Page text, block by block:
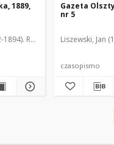
1889,
Red.
Gazeta
nr 5
Liszewski, Jan
czasopismo